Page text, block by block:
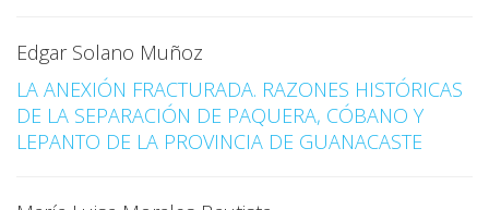
Edgar Solano Muñoz
LA ANEXIÓN FRACTURADA. RAZONES HISTÓRICAS
DE LA SEPARACIÓN DE PAQUERA, CÓBANO Y
LEPANTO DE LA PROVINCIA DE GUANACASTE